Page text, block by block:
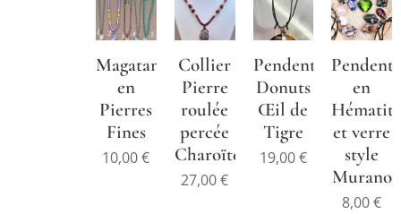
Magatama
en
Pierres
Fines
10,00€
Collier
Pierre
roulée
percée
Charoïte
27,00€
Pendentif
Donuts
Œil de
Tigre
19,00€
en
et verre
style
Murano
8,00€